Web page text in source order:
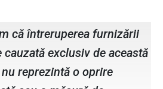
că întreruperea furnizării
cauzată exclusiv de această
reprezintă o oprire